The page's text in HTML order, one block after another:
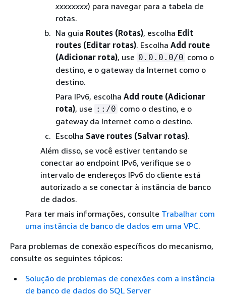
xxxxxxxx) para navegar para a tabela de
rotas.
Na guia Routes (Rotas), escolha Edit
routes (Editar rotas). Escolha Add route
(Adicionar rota), use 0.0.0.0/0 como o
destino, e o gateway da Internet como o
destino.
Para IPv6, escolha Add route (Adicionar
rota), use ::/0 como o destino, e o
gateway da Internet como o destino.
Escolha Save routes (Salvar rotas).
Além disso, se você estiver tentando se
conectar ao endpoint IPv6, verifique se o
intervalo de endereços IPv6 do cliente está
autorizado a se conectar à instância de banco
de dados.
Para ter mais informações, consulte Trabalhar com
uma instância de banco de dados em uma VPC.
Para problemas de conexão específicos do mecanismo,
consulte os seguintes tópicos:
Solução de problemas de conexões com a instância
de banco de dados do SQL Server